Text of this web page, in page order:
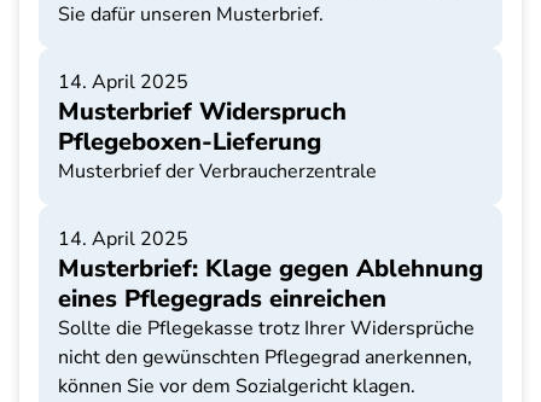
Sie dafür unseren Musterbrief.
14. April 2025
Musterbrief Widerspruch
Pflegeboxen-Lieferung
Musterbrief der Verbraucherzentrale
14. April 2025
Musterbrief: Klage gegen Ablehnung
eines Pflegegrads einreichen
Sollte die Pflegekasse trotz Ihrer Widersprüche
nicht den gewünschten Pflegegrad anerkennen,
können Sie vor dem Sozialgericht klagen.